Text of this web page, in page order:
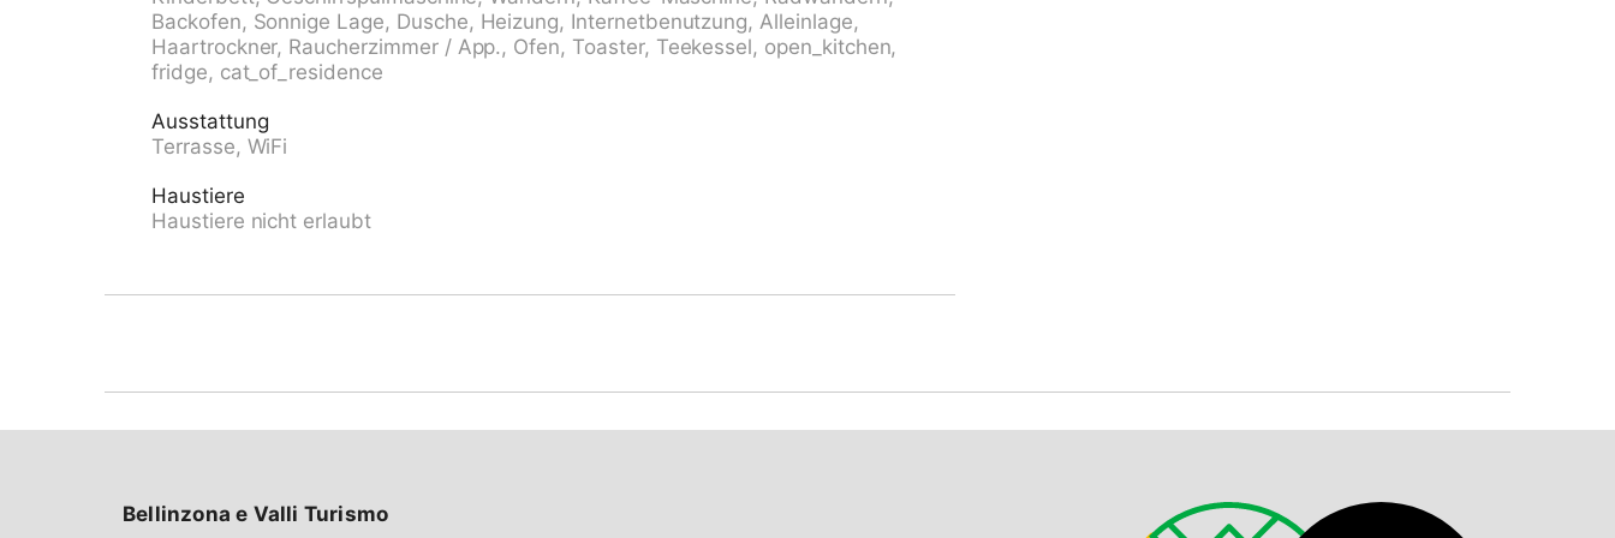
Bushaltestelle "Leontica Chiesa 133" 2.7 km, Bahnstation "Biasca" 24 km, Freibad 45
km. Reitstall 4 km, Sessellift 1 km. Nahe gelegene Sehenswürdigkeiten: Castello di
Seravalle 12.5 km, Museo Valle di Blenio, Lottigna 9 km, Archivio Fotografico Donetta 5
km, Castelli di Bellinzona UNESCO 45 km, Mercato di Bellinzona Sabato 45 km, Splash
& Spa, Monte Tamaro 53 km. Bekannte Seen in der Umgebung sind gut erreichbar:
Laghi di montagna Retico, Luzzone, Ritom, Lago Maggiore, Locarno 65 km, Lago di
alpini, Val Malvaglia, Valle Leventina. Bitte beachten: Fahrzeug empfohlen. Geeignet für
Familien. Tiere in der Umgebung.
Backofen, Sonnige Lage, Dusche, Heizung, Internetbenutzung, Alleinlage,
Haartrockner, Raucherzimmer / App., Ofen, Toaster, Teekessel, open_kitchen,
fridge, cat_of_residence
Ausstattung
Terrasse, WiFi
Haustiere
Haustiere nicht erlaubt
Bellinzona e Valli Turismo